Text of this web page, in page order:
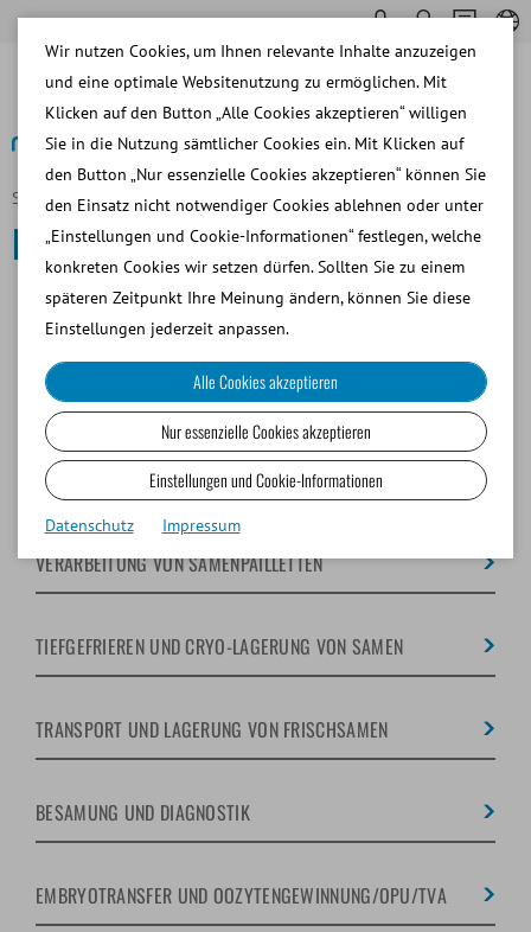
Startseite Pferd
Pferd
SAMENGEWINNUNG
SAMENANALYSE
SAMENVERDÜNNUNG
VERARBEITUNG VON SAMENPAILLETTEN
TIEFGEFRIEREN UND CRYO-LAGERUNG VON SAMEN
TRANSPORT UND LAGERUNG VON FRISCHSAMEN
BESAMUNG UND DIAGNOSTIK
EMBRYOTRANSFER UND OOZYTENGEWINNUNG/OPU/TVA
Wir nutzen Cookies, um Ihnen relevante Inhalte anzuzeigen
und eine optimale Websitenutzung zu ermöglichen. Mit
Klicken auf den Button „Alle Cookies akzeptieren“ willigen
Sie in die Nutzung sämtlicher Cookies ein. Mit Klicken auf
den Button „Nur essenzielle Cookies akzeptieren“ können Sie
den Einsatz nicht notwendiger Cookies ablehnen oder unter
„Einstellungen und Cookie-Informationen“ festlegen, welche
konkreten Cookies wir setzen dürfen. Sollten Sie zu einem
späteren Zeitpunkt Ihre Meinung ändern, können Sie diese
Einstellungen jederzeit anpassen.
Alle Cookies akzeptieren
Nur essenzielle Cookies akzeptieren
Einstellungen und Cookie-Informationen
Datenschutz Impressum